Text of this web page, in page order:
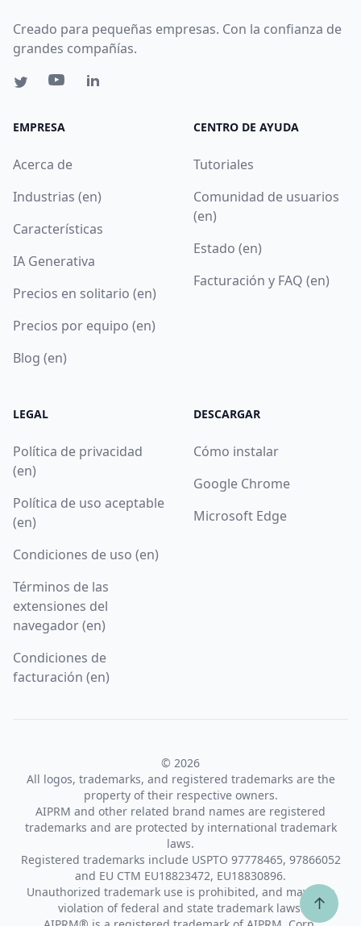
Creado para pequeñas empresas. Con la confianza de
grandes compañías.
EMPRESA
Acerca de
Industrias (en)
Características
IA Generativa
Precios en solitario (en)
Precios por equipo (en)
Blog (en)
CENTRO DE AYUDA
Tutoriales
Comunidad de usuarios
(en)
Estado (en)
Facturación y FAQ (en)
LEGAL
Política de privacidad
(en)
Política de uso aceptable
(en)
Condiciones de uso (en)
Términos de las
extensiones del
navegador (en)
Condiciones de
facturación (en)
DESCARGAR
Cómo instalar
Google Chrome
Microsoft Edge
© 2026
All logos, trademarks, and registered trademarks are the
property of their respective owners.
AIPRM and other related brand names are registered
trademarks and are protected by international trademark
laws.
Registered trademarks include USPTO 97778465, 97866052
and EU CTM EU18823472, EU18830896.
Unauthorized trademark use is prohibited, and may be a
violation of federal and state trademark laws.
↑